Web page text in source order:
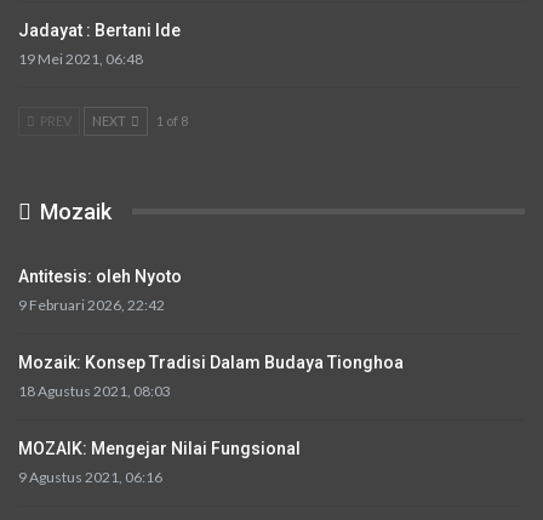
Jadayat : Bertani Ide
19 Mei 2021, 06:48
PREV NEXT 1 of 8
Mozaik
Antitesis: oleh Nyoto
9 Februari 2026, 22:42
Mozaik: Konsep Tradisi Dalam Budaya Tionghoa
18 Agustus 2021, 08:03
MOZAIK: Mengejar Nilai Fungsional
9 Agustus 2021, 06:16